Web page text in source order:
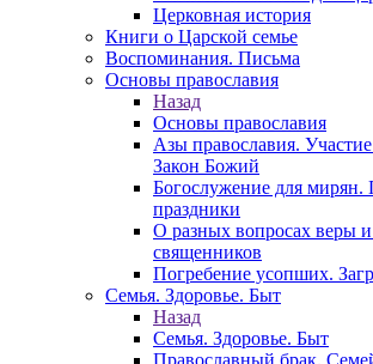
Церковная история
Книги о Царской семье
Воспоминания. Письма
Основы православия
Назад
Основы православия
Азы православия.
Закон Божий
Богослужение для мирян.
праздники
О разных вопросах веры
священников
Погребение усопших.
Семья. Здоровье. Быт
Назад
Семья. Здоровье. Быт
Православный брак.